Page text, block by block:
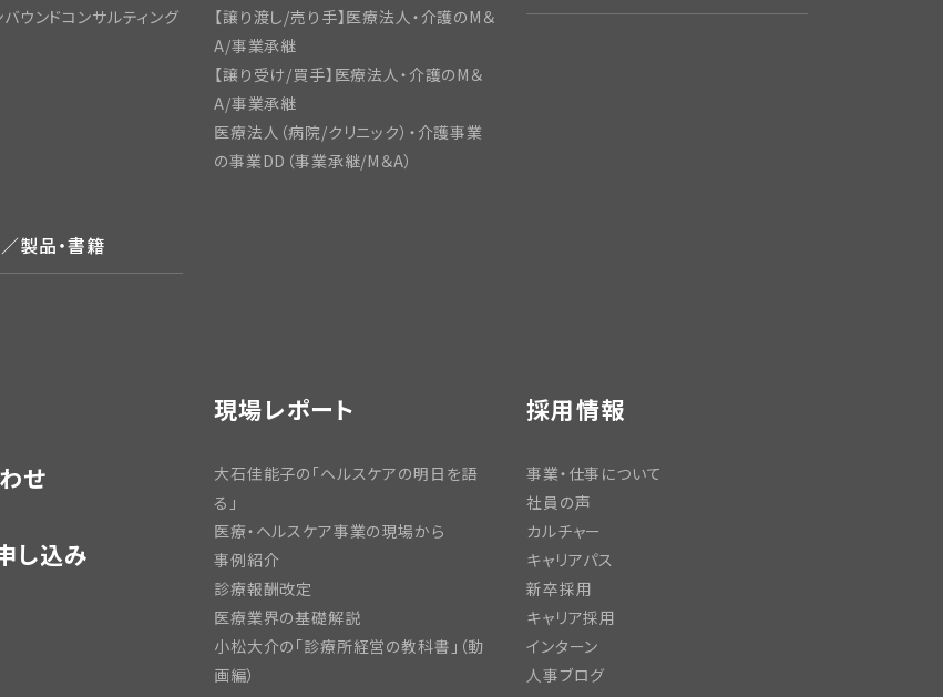
ウンドコンサルティング
【譲り渡し/売り手】医療法人・介護のM＆
A/事業承継
【譲り受け/買手】医療法人・介護のM＆
A/事業承継
医療法人（病院/クリニック）・介護事業
の事業DD（事業承継/M＆A）
製品・書籍
せ
し込み
現場レポート
大石佳能子の「ヘルスケアの明日を語
る」
医療・ヘルスケア事業の現場から
事例紹介
診療報酬改定
医療業界の基礎解説
小松大介の「診療所経営の教科書」（動
画編）
採用情報
事業・仕事について
社員の声
カルチャー
キャリアパス
新卒採用
キャリア採用
インターン
人事ブログ